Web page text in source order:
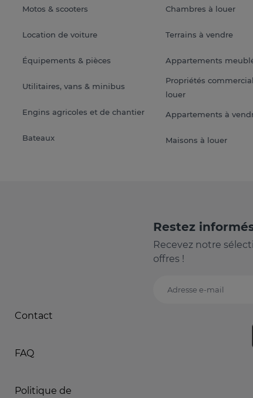
Motos & scooters
Location de voiture
Équipements & pièces
Utilitaires, vans & minibus
Engins agricoles et de chantier
Bateaux
Chambres à louer
Terrains à vendre
Appartements
Propriétés
louer
Appartements à
Maisons à louer
Contact
FAQ
Politique de
Restez
Recevez notre
offres !
Adresse e-mail